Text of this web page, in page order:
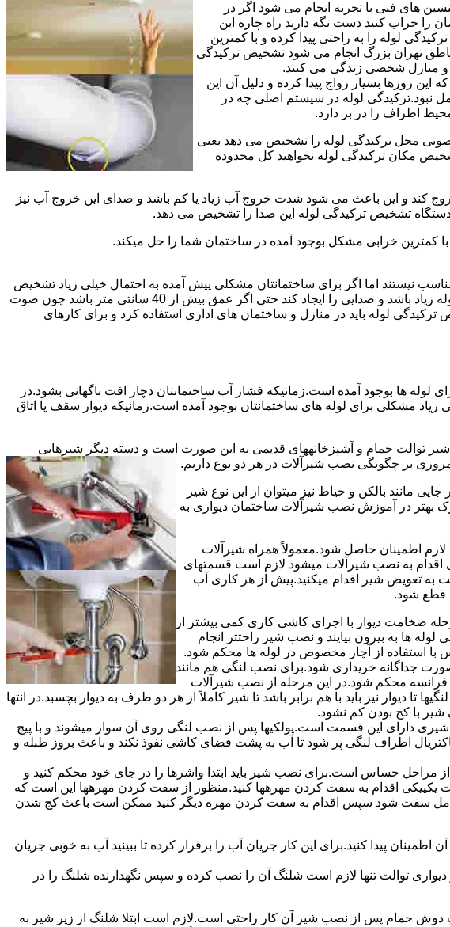
های فنی با تجربه انجام می شود اگر در
را خراب کنید دست نگه دارید راه چاره این
لوله را به راحتی پیدا کرده و با کمترین
تهران بزرگ انجام می شود تشخیص ترکیدگی
و منازل شخصی زندگی می کنند.
روزها بسیار رواج پیدا کرده و دلیل آن این
لوله در سیستم اصلی چه در
اطراف را در بر دارد.
صوتی محل ترکیدگی لوله را تشخیص می دهد یعنی
مکان ترکیدگی لوله نخواهید کل محدوده
کند و این باعث می شود شدت خروج آب زیاد یا کم باشد و صدای این خروج آب نیز
تشخیص ترکیدگی لوله این صدا را تشخیص می دهد.
کمترین خرابی مشکل بوجود آمده در ساختمان شما را حل میکند.
لوله صوتی تا عمق 40 سانتی متری را می توانند نشت یابی کنند و برای عمقی بالاتر از 40 سانت مناسب نیستند اما اگر برای ساختمانتان مشکلی پیش آمده به احتمال خیلی زیاد تشخیص
به درستی انجام می شود زیرا عمق ترکیدگی معمولاً در ساختمان ها بیش از 40 سانت نیست.البته اگر ترکیدگی یا نشتی لوله زیاد باشد و صدایی را ایجاد کند حتی اگر عمق بیش از 40 سانتی متر باشد چون صوت
لوله باید در منازل و ساختمان های اداری استفاده کرد و برای کارهای
ها بوجود آمده است.زمانیکه فشار آب ساختمانتان دچار افت ناگهانی بشود.در
مشکلی برای لوله های ساختمانتان بوجود آمده است.زمانیکه دیوار سقف یا اتاق
توالت حمام و آشپزخانههای قدیمی به این صورت است و دسته دیگر شیرهایی
بر چگونگی نصب شیرآلات در هر دو نوع داریم.
مانند بالکن و حیاط نیز میتوان از این نوع شیر
بهتر در آموزش نصب شیرآلات ساختمان دیواری به
لازم اطمینان حاصل شود.معمولاً همراه شیرآلات
اقدام به نصب شیرآلات میشود لازم است قسمتهای
به تعویض شیر اقدام میکنید.پیش از هر کاری آب
قطع شود.
ضخامت دیوار با اجرای کاشی کاری کمی بیشتر از
ها به بیرون بیایند و نصب شیر راحتتر انجام
با استفاده از آچار مخصوص در لوله ها محکم شود.
جداگانه خریداری شود.برای نصب لنگی هم مانند
محکم شود.در این مرحله از نصب شیرآلات
دیوار نیز باید با هم برابر باشد تا شیر کاملاً از هر دو طرف به دیوار بچسبد.در انتها
شیر با کج بودن کم نشود.
دارای این قسمت است.پولکیها پس از نصب لنگی روی آن سوار میشوند و با پیچ
اطراف لنگی پر شود تا آب به پشت فضای کاشی نفوذ نکند و باعث بروز طبله و
حساس است.برای نصب شیر باید ابتدا واشرها را در جای خود محکم کنید و
یکییکی اقدام به سفت کردن مهرهها کنید.منظور از سفت کردن مهرهها این است که
کامل سفت شود سپس اقدام به سفت کردن مهره دیگر کنید ممکن است باعث کج شدن
پیدا کنید.برای این کار جریان آب را برقرار کرده تا ببینید آب به خوبی جریان
توالت تنها لازم است شلنگ آن را نصب کرده و سپس نگهدارنده شلنگ را در
حمام پس از نصب شیر آن کار راحتی است.لازم است ابتلا شلنگ از زیر شیر به